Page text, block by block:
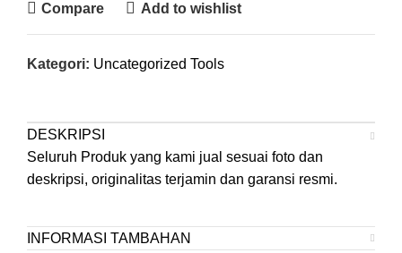
Compare Add to wishlist
Kategori: Uncategorized Tools
DESKRIPSI
Seluruh Produk yang kami jual sesuai foto dan
deskripsi, originalitas terjamin dan garansi resmi.
INFORMASI TAMBAHAN